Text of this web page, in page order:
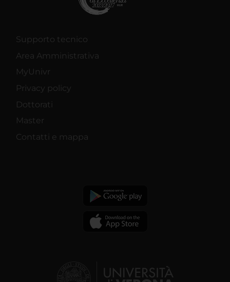
Supporto tecnico
Area Amministrativa
MyUnivr
Privacy policy
Dottorati
Master
Contatti e mappa